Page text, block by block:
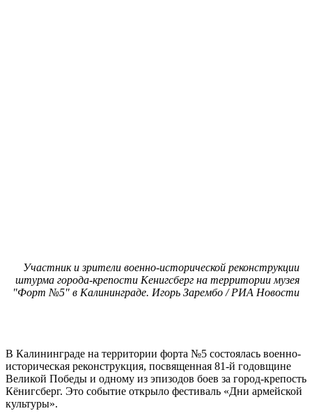
Участник и зрители военно-исторической реконструкции
штурма города-крепости Кенигсберг на территории музея
"Форт №5" в Калининграде. Игорь Зарембо / РИА Новости
В Калининграде на территории форта №5 состоялась военно-
историческая реконструкция, посвященная 81-й годовщине
Великой Победы и одному из эпизодов боев за город-крепость
Кёнигсберг. Это событие открыло фестиваль «Дни армейской
культуры».